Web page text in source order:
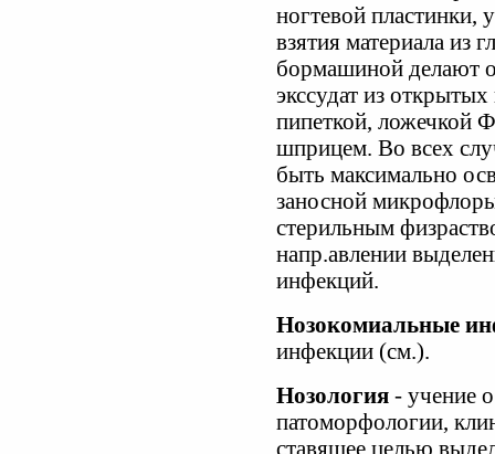
ногтевой пластинки,
взятия материала из
бормашиной делают
экссудат из
пипеткой, ложечкой
шприцем. Во всех
быть максимально
заносной
стерильным
напр.авлении
инфекций.
Нозокомиальные
инфекции (см.).
Нозология - учение
патоморфологии,
ставящее целью